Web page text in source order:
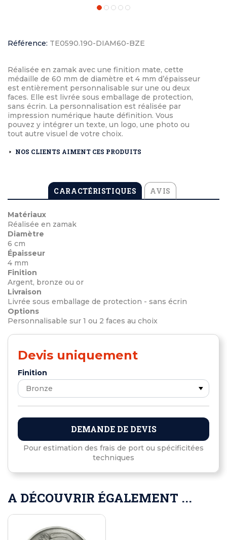
Référence: TE0590.190-DIAM60-BZE
Réalisée en zamak avec une finition mate, cette
médaille de 60 mm de diamètre et 4 mm d’épaisseur
est entièrement personnalisable sur une ou deux
faces. Elle est livrée sous emballage de protection,
sans écrin. La personnalisation est réalisée par
impression numérique haute définition. Vous
pouvez y intégrer un texte, un logo, une photo ou
tout autre visuel de votre choix.
NOS CLIENTS AIMENT CES PRODUITS
CARACTÉRISTIQUES AVIS
Matériaux
Réalisée en zamak
Diamètre
6 cm
Épaisseur
4 mm
Finition
Argent, bronze ou or
Livraison
Livrée sous emballage de protection - sans écrin
Options
Personnalisable sur 1 ou 2 faces au choix
Devis uniquement
Finition
DEMANDE DE DEVIS
Pour estimation des frais de port ou spécificitées
techniques
A DÉCOUVRIR ÉGALEMENT ...